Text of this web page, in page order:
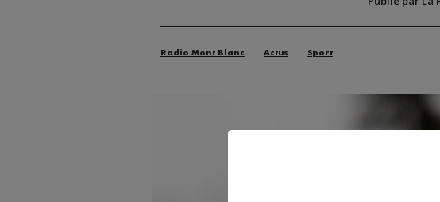
Radio Mont Blanc Actus Sport